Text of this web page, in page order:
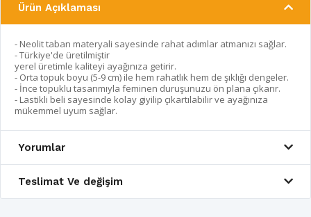
Ürün Açıklaması
- Neolit taban materyali sayesinde rahat adımlar atmanızı sağlar.
- Türkiye'de üretilmiştir
yerel üretimle kaliteyi ayağınıza getirir.
- Orta topuk boyu (5-9 cm) ile hem rahatlık hem de şıklığı dengeler.
- İnce topuklu tasarımıyla feminen duruşunuzu ön plana çıkarır.
- Lastikli beli sayesinde kolay giyilip çıkartılabilir ve ayağınıza
mükemmel uyum sağlar.
Yorumlar
Teslimat Ve değişim